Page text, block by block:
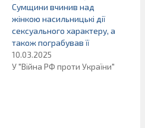
Сумщини вчинив над
жінкою насильницькі дії
сексуального характеру, а
також пограбував її
10.03.2025
У "Війна РФ проти України"